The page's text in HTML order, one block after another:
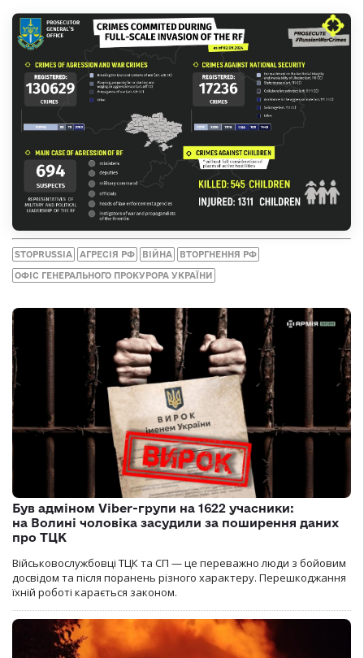
STOPRUSSIA АГРЕСІЯ РФ ВІЙНА ВТОРГНЕННЯ РФ
ОФІС ГЕНЕРАЛЬНОГО ПРОКУРОРА УКРАЇНИ
Був адміном Viber-групи на 1622 учасники:
на Волині чоловіка засудили за поширення даних
про ТЦК
Військовослужбовці ТЦК та СП — це переважно люди з бойовим
досвідом та після поранень різного характеру. Перешкоджання
їхній роботі карається законом.